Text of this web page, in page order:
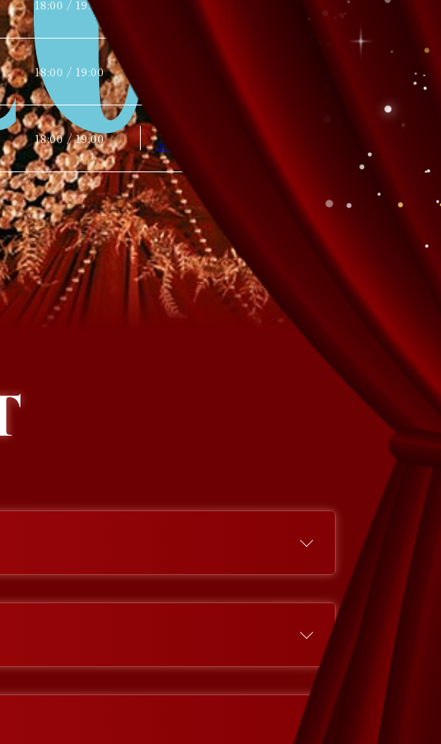
18:00 / 19:00
liveforward@yoshimoto.co.jp
18:00 / 19:00
LIVE FORWARD
liveforward@yoshimoto.co.jp
18:00 / 19:00
liveforward@yoshimoto.co.jp